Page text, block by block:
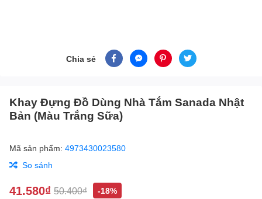
Chia sẻ
Khay Đựng Đồ Dùng Nhà Tắm Sanada Nhật
Bản (Màu Trắng Sữa)
Mã sản phẩm: 4973430023580
So sánh
41.580₫ 50.400₫
-18%